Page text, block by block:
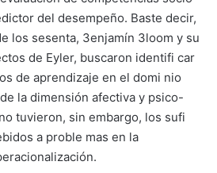
del desempeño. Baste decir,
los sesenta, 3enjamín 3loom y su
de Eyler, buscaron identifi car
de aprendizaje en el domi nio
la dimensión afectiva y psico-
tuvieron, sin embargo, los sufi
a proble mas en la